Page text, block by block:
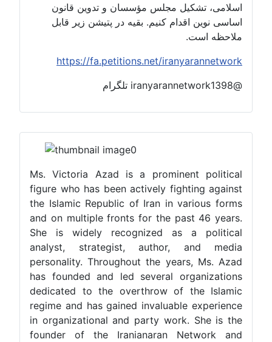
Ms. Victoria Azad is a prominent political
figure who has been actively fighting against
the Islamic Republic of Iran in various forms
and on multiple fronts for the past 46 years.
She is widely recognized as a political
analyst, strategist, author, and media
personality. Throughout the years, Ms. Azad
has founded and led several organizations
dedicated to the overthrow of the Islamic
regime and has gained invaluable experience
in organizational and party work. She is the
founder of the Iranianaran Network and
اسلامی، تشکیل مجلس مؤسسان و تدوین قانون
اساسی نوین اقدام کنیم. بقیه در پتیشن زیر قابل
ملاحظه است.
https://fa.petitions.net/iranyarannetwork
@iranyarannetwork1398 تلگرام